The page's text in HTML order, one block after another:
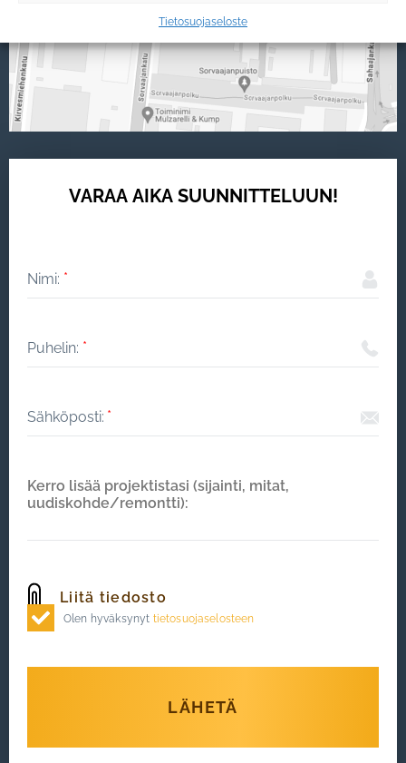
Tietosuojaseloste
VARAA AIKA SUUNNITTELUUN!
Olen hyväksynyt tietosuojaselosteen
LÄHETÄ